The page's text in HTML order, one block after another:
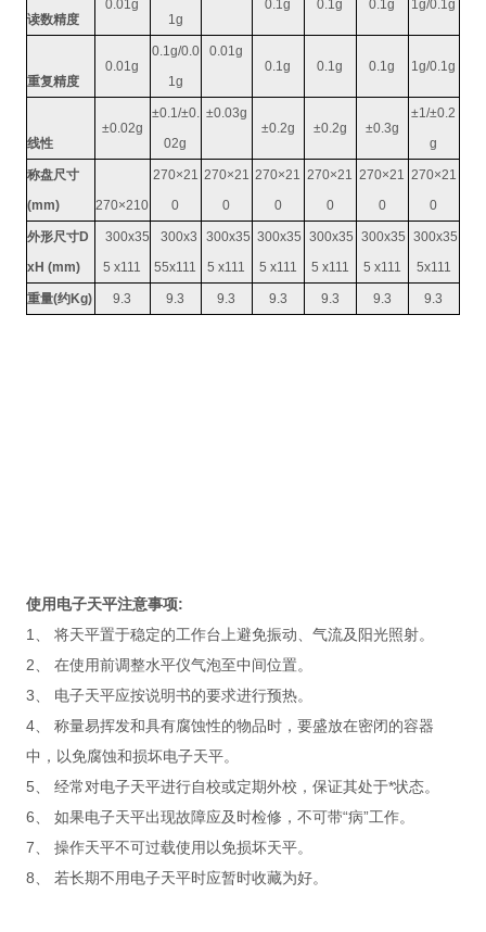
读数精度
0.01g
1g
0.1g
0.1g 0.1g 1g/0.1g
重复精度
0.01g
0.1g/0.0
1g
0.01g
0.1g
0.1g 0.1g 1g/0.1g
线性
±0.02g
±0.1/±0.
02g
±0.03g
±0.2g
±0.2g ±0.3g
±1/±0.2
g
称盘尺寸
(mm)
270×210
270×21
0
270×21
0
270×21
0
270×21
0
270×21
0
270×21
0
外形尺寸D
xH (mm)
300x35
5 x111
300x3
55x111
300x35
5 x111
300x35
5 x111
300x35
5 x111
300x35
5 x111
300x35
5x111
重量(约Kg) 9.3 9.3 9.3 9.3 9.3 9.3 9.3
使用电子天平注意事项:
1、 将天平置于稳定的工作台上避免振动、气流及阳光照射。
2、 在使用前调整水平仪气泡至中间位置。
3、 电子天平应按说明书的要求进行预热。
4、 称量易挥发和具有腐蚀性的物品时，要盛放在密闭的容器
中，以免腐蚀和损坏电子天平。
5、 经常对电子天平进行自校或定期外校，保证其处于*状态。
6、 如果电子天平出现故障应及时检修，不可带“病”工作。
7、 操作天平不可过载使用以免损坏天平。
8、 若长期不用电子天平时应暂时收藏为好。